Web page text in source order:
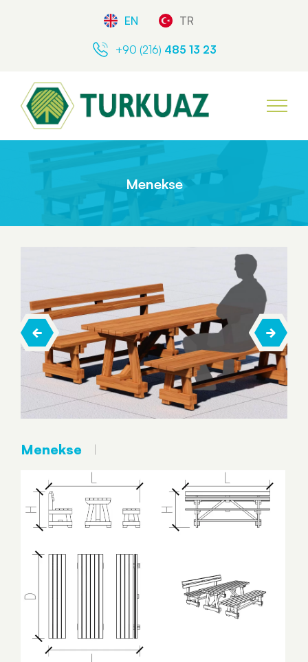
EN TR
+90 (216) 485 13 23
Menekse
Menekse